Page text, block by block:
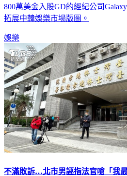
800萬美金入股GD的經紀公司
拓展中韓娛樂市場版圖。
娛樂
不滿敗訴…北市男誣指法官嗆「我